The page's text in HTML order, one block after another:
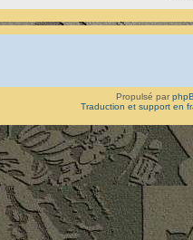
Propulsé par
Traduction et support en